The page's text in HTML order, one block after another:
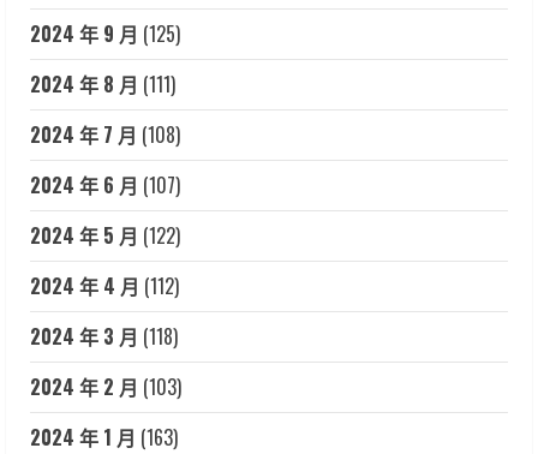
2024 年 9 月 (125)
2024 年 8 月 (111)
2024 年 7 月 (108)
2024 年 6 月 (107)
2024 年 5 月 (122)
2024 年 4 月 (112)
2024 年 3 月 (118)
2024 年 2 月 (103)
2024 年 1 月 (163)